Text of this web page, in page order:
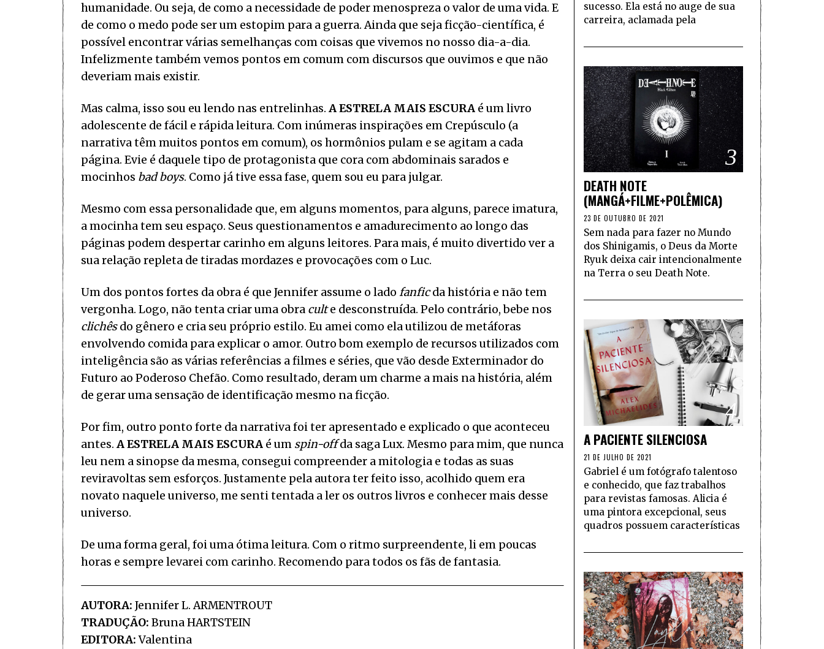
humanidade. Ou seja, de como a necessidade de poder menospreza o valor de uma vida. E
de como o medo pode ser um estopim para a guerra. Ainda que seja ficção-científica, é
possível encontrar várias semelhanças com coisas que vivemos no nosso dia-a-dia.
Infelizmente também vemos pontos em comum com discursos que ouvimos e que não
deveriam mais existir.
Mas calma, isso sou eu lendo nas entrelinhas. A ESTRELA MAIS ESCURA é um livro
adolescente de fácil e rápida leitura. Com inúmeras inspirações em Crepúsculo (a
narrativa têm muitos pontos em comum), os hormônios pulam e se agitam a cada
página. Evie é daquele tipo de protagonista que cora com abdominais sarados e
mocinhos bad boys. Como já tive essa fase, quem sou eu para julgar.
Mesmo com essa personalidade que, em alguns momentos, para alguns, parece imatura,
a mocinha tem seu espaço. Seus questionamentos e amadurecimento ao longo das
páginas podem despertar carinho em alguns leitores. Para mais, é muito divertido ver a
sua relação repleta de tiradas mordazes e provocações com o Luc.
Um dos pontos fortes da obra é que Jennifer assume o lado fanficda história e não tem
vergonha. Logo, não tenta criar uma obra culte desconstruída. Pelo contrário, bebe nos
clichêsdo gênero e cria seu próprio estilo. Eu amei como ela utilizou de metáforas
envolvendo comida para explicar o amor. Outro bom exemplo de recursos utilizados com
inteligência são as várias referências a filmes e séries, que vão desde Exterminador do
Futuro ao Poderoso Chefão. Como resultado, deram um charme a mais na história, além
de gerar uma sensação de identificação mesmo na ficção.
Por fim, outro ponto forte da narrativa foi ter apresentado e explicado o que aconteceu
antes. A ESTRELA MAIS ESCURA é um spin-offda saga Lux. Mesmo para mim, que nunca
leu nem a sinopse da mesma, consegui compreender a mitologia e todas as suas
reviravoltas sem esforços. Justamente pela autora ter feito isso, acolhido quem era
novato naquele universo, me senti tentada a ler os outros livros e conhecer mais desse
universo.
De uma forma geral, foi uma ótima leitura. Com o ritmo surpreendente, li em poucas
horas e sempre levarei com carinho. Recomendo para todos os fãs de fantasia.
AUTORA: Jennifer L. ARMENTROUT
TRADUÇÃO: Bruna HARTSTEIN
EDITORA:Valentina
sucesso. Ela está no auge de sua
carreira, aclamada pela
3
DEATH NOTE
(MANGÁ+FILME+POLÊMICA)
23 DE OUTUBRO DE 2021
Sem nada para fazer no Mundo
dos Shinigamis, o Deus da Morte
Ryuk deixa cair intencionalmente
na Terra o seu Death Note.
4
A PACIENTE SILENCIOSA
21 DE JULHO DE 2021
Gabriel é um fotógrafo talentoso
e conhecido, que faz trabalhos
para revistas famosas. Alicia é
uma pintora excepcional, seus
quadros possuem características